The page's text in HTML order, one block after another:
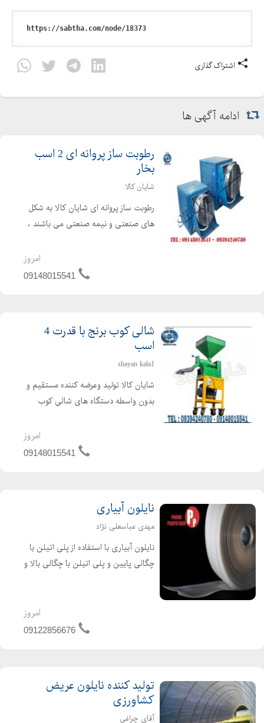
اشتراک گذاری
ادامه آگهی ها
رطوبت ساز پروانه ای 2 اسب
بخار
شایان کالا
رطوبت ساز پروانه ای شایان کالا به شکل
های صنعتی و نیمه صنعتی می باشند ،
سالن های پرورش قارچ ، مرغ داری ،
گلخانه ای وسایر سالن هایی را که رطوبت
امروز
09148015541
شالی کوب برنج با قدرت 4
اسب
shayan kala1
شایان کالا تولید وعرضه کننده مستقیم و
بدون واسطه دستگاه های شالی کوب
کارگاهی برنج و دستگاه شالی کوب سیار
با بهترین کیفیت و کمترین افت محصول.
امروز
09148015541
نایلون آبیاری
مهدی عباسعلی نژاد
نایلون آبیاری با استفاده از پلی اتیلن با
چگالی پایین و پلی اتیلن با چگالی بالا و
بازیافت می باشند و تهدیدی برای محیط
امروز
09122856676
تولید کننده نایلون عریض
کشاورزی
آقای چراغی